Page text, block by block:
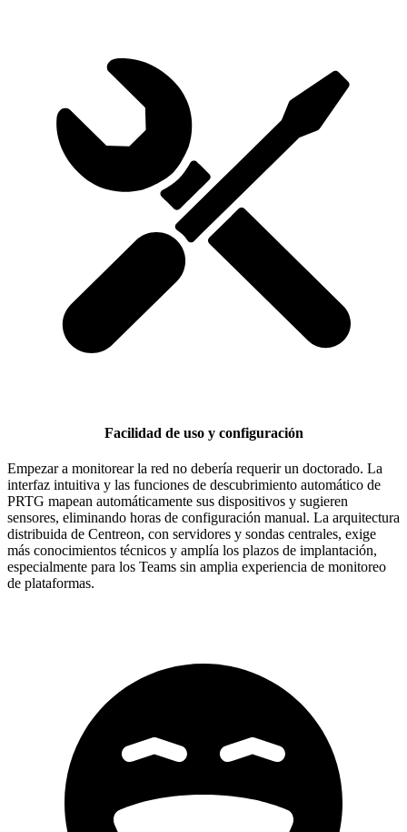
Facilidad de uso y configuración
Empezar a monitorear la red no debería requerir un doctorado. La
interfaz intuitiva y las funciones de descubrimiento automático de
PRTG mapean automáticamente sus dispositivos y sugieren
sensores, eliminando horas de configuración manual. La arquitectura
distribuida de Centreon, con servidores y sondas centrales, exige
más conocimientos técnicos y amplía los plazos de implantación,
especialmente para los Teams sin amplia experiencia de monitoreo
de plataformas.